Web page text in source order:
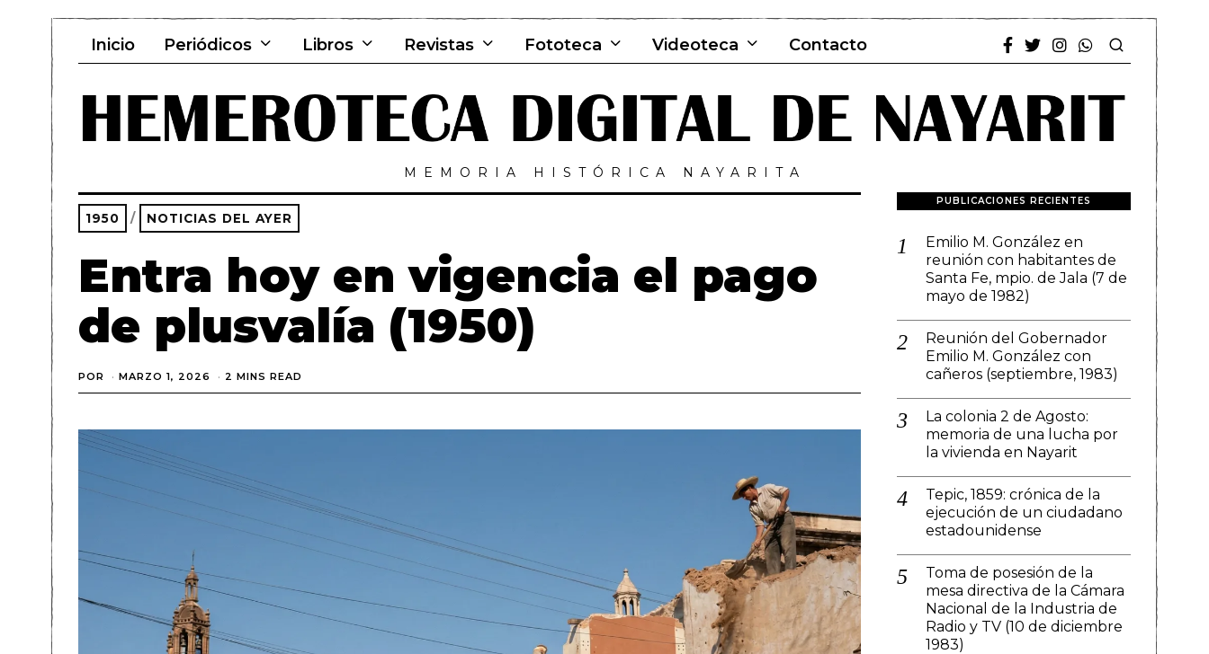
Inicio Periódicos Libros Revistas Fototeca Videoteca Contacto
MEMORIA HISTÓRICA NAYARITA
1950 / NOTICIAS DEL AYER
Entra hoy en vigencia el pago
de plusvalía (1950)
POR MARZO 1, 2026
E
8
2 MINS READ
PUBLICACIONES RECIENTES
Emilio M. González en
reunión con habitantes de
Santa Fe, mpio. de Jala (7 de
mayo de 1982)
Reunión del Gobernador
Emilio M. González con
cañeros (septiembre, 1983)
La colonia 2 de Agosto:
memoria de una lucha por
la vivienda en Nayarit
Tepic, 1859: crónica de la
ejecución de un ciudadano
estadounidense
Toma de posesión de la
mesa directiva de la Cámara
Nacional de la Industria de
Radio y TV (10 de diciembre
1983)